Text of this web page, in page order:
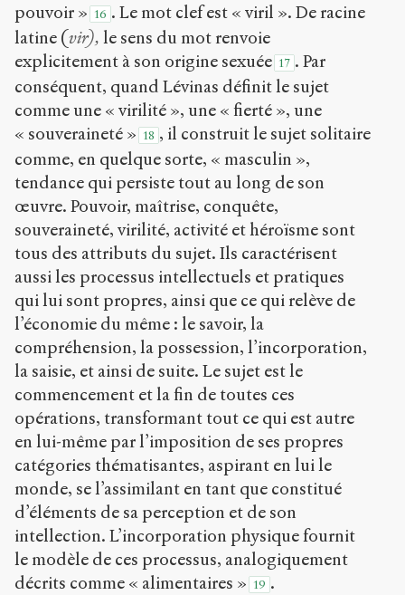
pouvoir » 16 . Le mot clef est « viril ». De racine
latine (vir), le sens du mot renvoie
explicitement à son origine sexuée 17 . Par
conséquent, quand Lévinas définit le sujet
comme une « virilité », une « fierté », une
« souveraineté » 18 , il construit le sujet solitaire
comme, en quelque sorte, « masculin »,
tendance qui persiste tout au long de son
œuvre. Pouvoir, maîtrise, conquête,
souveraineté, virilité, activité et héroïsme sont
tous des attributs du sujet. Ils caractérisent
aussi les processus intellectuels et pratiques
qui lui sont propres, ainsi que ce qui relève de
l’économie du même : le savoir, la
compréhension, la possession, l’incorporation,
la saisie, et ainsi de suite. Le sujet est le
commencement et la fin de toutes ces
opérations, transformant tout ce qui est autre
en lui-même par l’imposition de ses propres
catégories thématisantes, aspirant en lui le
monde, se l’assimilant en tant que constitué
d’éléments de sa perception et de son
intellection. L’incorporation physique fournit
le modèle de ces processus, analogiquement
décrits comme « alimentaires » 19 .